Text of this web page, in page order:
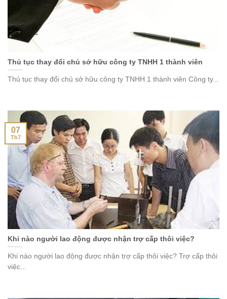
Thủ tục thay đổi chủ sở hữu công ty TNHH 1 thành viên
Thủ tục thay đổi chủ sở hữu công ty TNHH 1 thành viên Công ty...
Khi nào người lao động được nhận trợ cấp thôi việc?
Khi nào người lao động được nhận trợ cấp thôi việc? Trợ cấp thôi
việc...
07
Th7